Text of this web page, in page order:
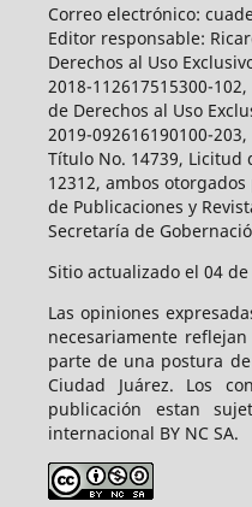
Correo electrónico:
Editor responsable:
Derechos al Uso
2018-112617515300-
de Derechos al Uso
2019-092616190100-
Título No. 14739, Licitud
12312, ambos
de Publicaciones y
Secretaría de
Sitio actualizado el 04
Las opiniones
necesariamente
parte de una postura
Ciudad Juárez. Los
publicación estan
internacional BY NC SA.